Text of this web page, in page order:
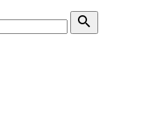
search